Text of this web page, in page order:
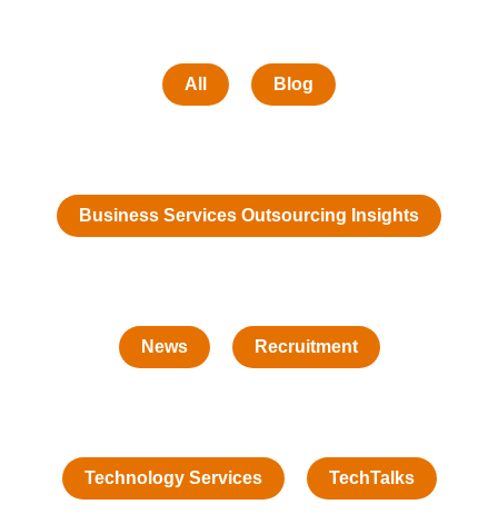
All Blog
Business Services Outsourcing Insights
News Recruitment
Technology Services TechTalks